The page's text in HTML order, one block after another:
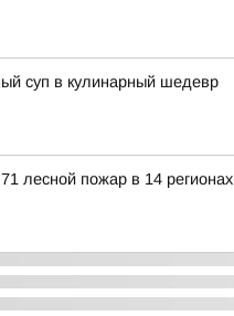
суп в кулинарный шедевр
лесной пожар в 14 регионах